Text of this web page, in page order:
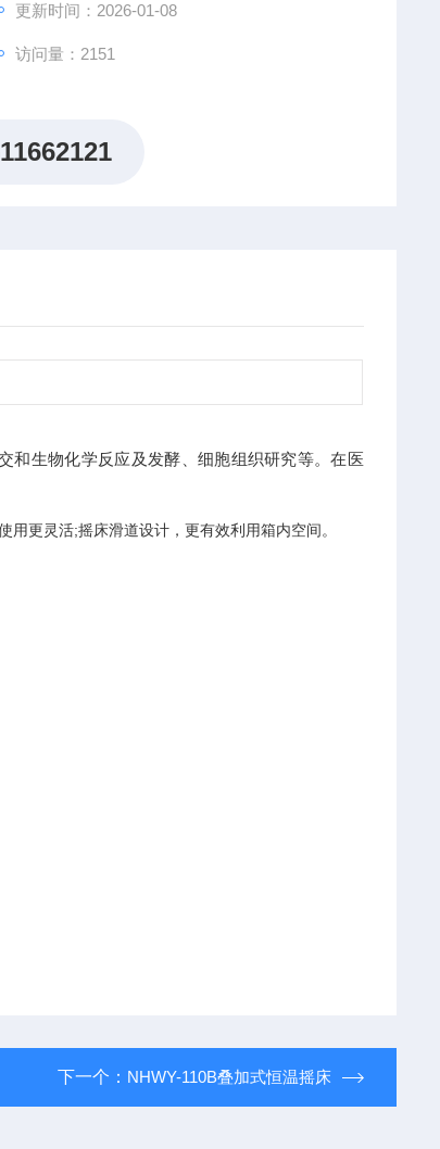
更新时间：2026-01-08
访问量：2151
和生物化学反应及发酵、细胞组织研究等。在医
更灵活;摇床滑道设计，更有效利用箱内空间。
下一个： NHWY-110B叠加式恒温摇床